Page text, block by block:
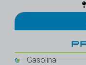
Gasolina